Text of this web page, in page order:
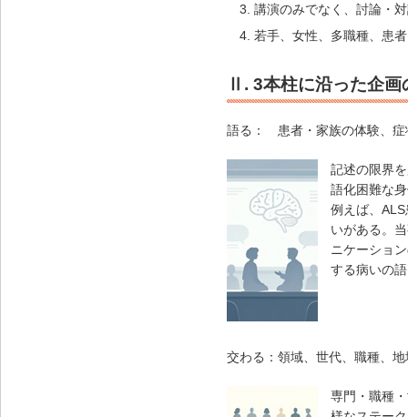
講演のみでなく、討論・
若手、女性、多職種、患
Ⅱ. 3本柱に沿った企画
語る： 患者・家族の体験、
記述の限界
語化困難な
例えば、
いがある。
ニケーショ
する病いの
交わる： 領域、世代、職種、
専門・職種